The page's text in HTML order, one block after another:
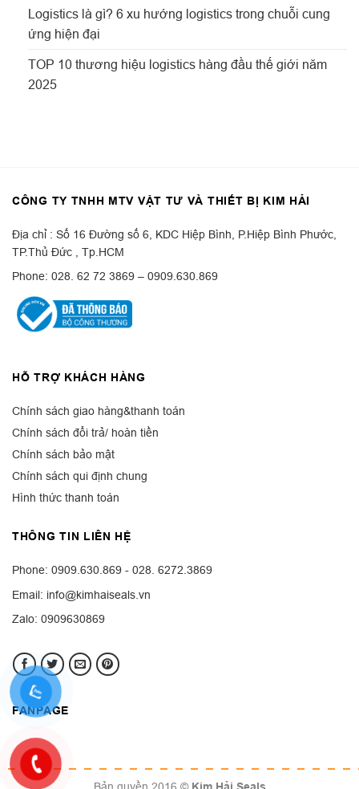
Logistics là gì? 6 xu hướng logistics trong chuỗi cung
ứng hiện đại
TOP 10 thương hiệu logistics hàng đầu thế giới năm
2025
CÔNG TY TNHH MTV VẬT TƯ VÀ THIẾT BỊ KIM HẢI
Địa chỉ : Số 16 Đường số 6, KDC Hiệp Bình, P.Hiệp Bình Phước,
TP.Thủ Đức , Tp.HCM
Phone: 028. 62 72 3869 – 0909.630.869
HỖ TRỢ KHÁCH HÀNG
Chính sách giao hàng&thanh toán
Chính sách đổi trả/ hoàn tiền
Chính sách bảo mật
Chính sách qui định chung
Hình thức thanh toán
THÔNG TIN LIÊN HỆ
Phone: 0909.630.869 - 028. 6272.3869
Email: info@kimhaiseals.vn
Zalo: 0909630869
FANPAGE